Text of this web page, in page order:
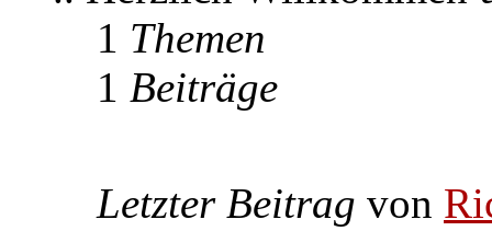
1 Themen
1 Beiträge
Letzter Beitrag von